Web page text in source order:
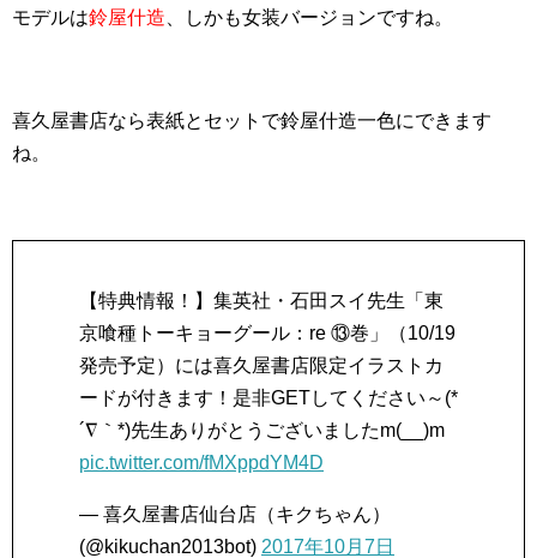
モデルは鈴屋什造 、しかも女装バージョンですね。
喜久屋書店なら表紙とセットで鈴屋什造一色にできます
ね。
【特典情報！】集英社・石田スイ先生「東
京喰種トーキョーグール：re ⑬巻」（10/19
発売予定）には喜久屋書店限定イラストカ
ードが付きます！是非GETしてください～(*
´∇｀*)先生ありがとうございましたm(__)m
pic.twitter.com/fMXppdYM4D
— 喜久屋書店仙台店（キクちゃん）
(@kikuchan2013bot) 2017年10月7日